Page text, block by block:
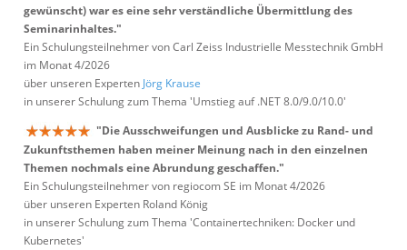
gewünscht) war es eine sehr verständliche Übermittlung des
Seminarinhaltes."
Ein Schulungsteilnehmer von Carl Zeiss Industrielle Messtechnik GmbH
im Monat 4/2026
über unseren Experten Jörg Krause
in unserer Schulung zum Thema 'Umstieg auf .NET 8.0/9.0/10.0'
"Die Ausschweifungen und Ausblicke zu Rand- und
Zukunftsthemen haben meiner Meinung nach in den einzelnen
Themen nochmals eine Abrundung geschaffen."
Ein Schulungsteilnehmer von regiocom SE im Monat 4/2026
über unseren Experten Roland König
in unserer Schulung zum Thema 'Containertechniken: Docker und
Kubernetes'